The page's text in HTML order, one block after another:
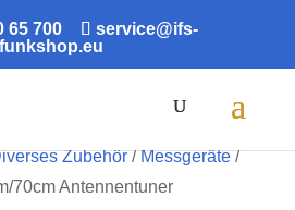
65 700
service@ifs-
funkshop.eu
Zubehör/Messgeräte/
70cm Antennentuner